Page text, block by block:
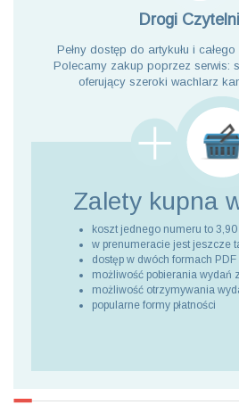
Drogi
Pełny dostęp do artykułu i
Polecamy zakup poprzez serwis:
oferujący szeroki wachlarz
Zalety kupna
koszt jednego numeru to 3,90
w prenumeracie jest jeszcze
dostęp w dwóch formach
możliwość pobierania wydań
możliwość otrzymywania
popularne formy płatności